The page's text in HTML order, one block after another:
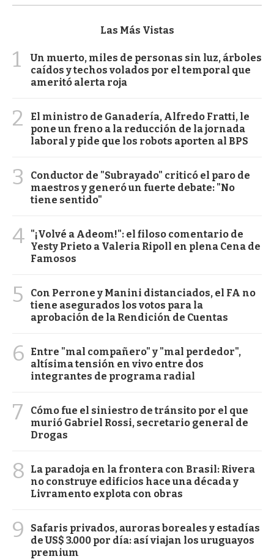
Las Más Vistas
1
Un muerto, miles de personas sin luz, árboles
caídos y techos volados por el temporal que
ameritó alerta roja
2
El ministro de Ganadería, Alfredo Fratti, le
pone un freno a la reducción de la jornada
laboral y pide que los robots aporten al BPS
3
Conductor de "Subrayado" criticó el paro de
maestros y generó un fuerte debate: "No
tiene sentido"
4 "¡Volvé a Adeom!": el filoso comentario de
Yesty Prieto a Valeria Ripoll en plena Cena de
Famosos
5
Con Perrone y Manini distanciados, el FA no
tiene asegurados los votos para la
aprobación de la Rendición de Cuentas
6
Entre "mal compañero" y "mal perdedor",
altísima tensión en vivo entre dos
integrantes de programa radial
7
Cómo fue el siniestro de tránsito por el que
murió Gabriel Rossi, secretario general de
Drogas
8
La paradoja en la frontera con Brasil: Rivera
no construye edificios hace una década y
Livramento explota con obras
9
Safaris privados, auroras boreales y estadías
de US$ 3.000 por día: así viajan los uruguayos
premium